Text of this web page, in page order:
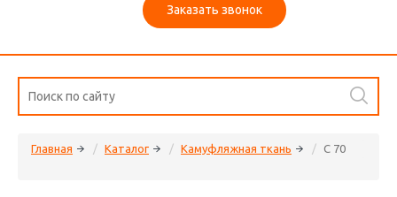
Заказать звонок
Главная Каталог Камуфляжная ткань C 70